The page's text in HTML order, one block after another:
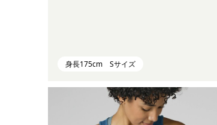
身長175cm Sサイズ